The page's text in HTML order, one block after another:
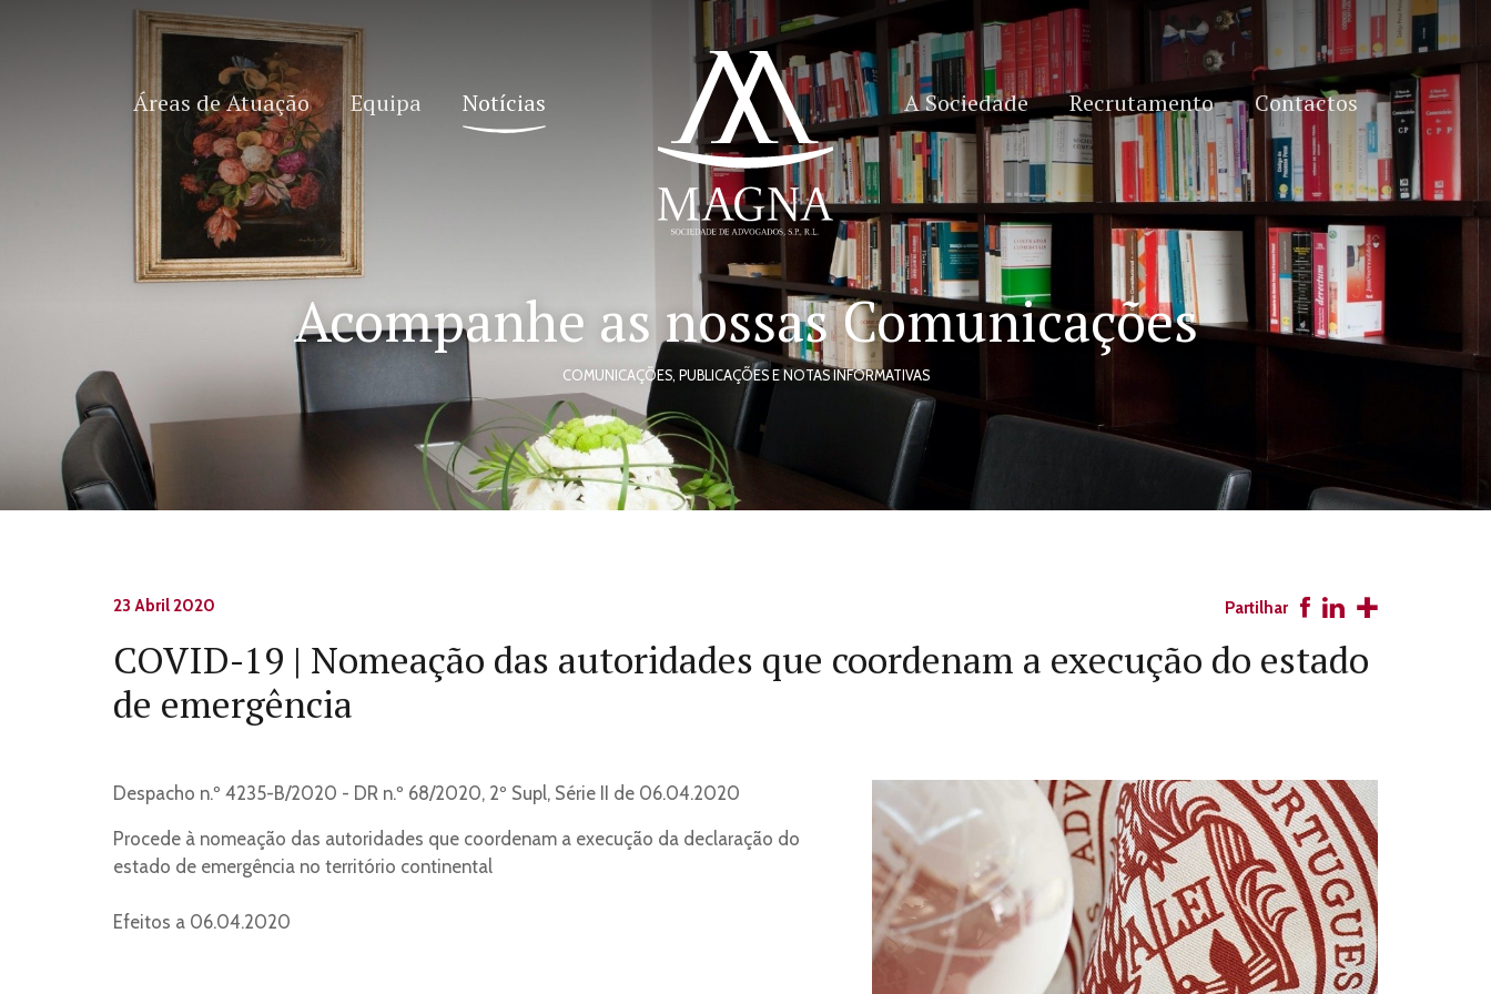
Acompanhe as nossas Comunicações
COMUNICAÇÕES, PUBLICAÇÕES E NOTAS INFORMATIVAS
Áreas de Atuação Equipa Notícias A Sociedade Recrutamento Contactos
23 Abril 2020 Partilhar
COVID-19 | Nomeação das autoridades que coordenam a execução do estado
de emergência
Despacho n.º 4235-B/2020 - DR n.º 68/2020, 2º Supl, Série II de 06.04.2020
Procede à nomeação das autoridades que coordenam a execução da declaração do
estado de emergência no território continental
Efeitos a 06.04.2020